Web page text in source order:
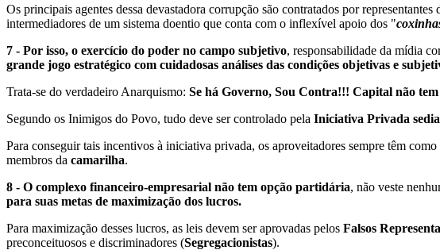
Os principais agentes dessa devastadora corrupção são contratados por
intermediadores de um sistema doentio que conta com o inflexível apoio dos "
7 - Por isso, o exercício do poder no campo subjetivo, responsabilidade da mídia
grande jogo estratégico com cuidadosas análises das condições objetivas e
Trata-se do verdadeiro Anarquismo: Se há Governo, Sou Contra!!! Capital não
Segundo os Inimigos do Povo, tudo deve ser controlado pela Iniciativa Privada
Para conseguir tais incentivos à iniciativa privada, os aproveitadores sempre têm como
membros da camarilha.
8 - O complexo financeiro-empresarial não tem opção partidária, não veste
para suas metas de maximização dos lucros.
Para maximização desses lucros, as leis devem ser aprovadas pelos Falsos
preconceituosos e discriminadores (Segregacionistas).